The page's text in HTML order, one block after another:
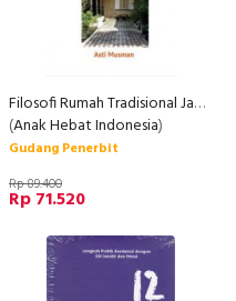
Filosofi Rumah Tradisional Jawa ( Memahami makna arsiktektur jawa )
(Anak Hebat Indonesia)
Gudang Penerbit
Rp 89.400
Rp 71.520